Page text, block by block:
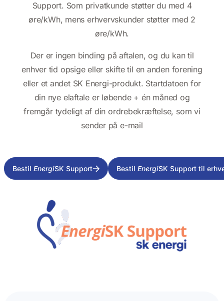
Support. Som privatkunde støtter du med 4
øre/kWh, mens erhvervskunder støtter med 2
øre/kWh.
Der er ingen binding på aftalen, og du kan til
enhver tid opsige eller skifte til en anden forening
eller et andet SK Energi-produkt. Startdatoen for
din nye elaftale er løbende + én måned og
fremgår tydeligt af din ordrebekræftelse, som vi
sender på e-mail
Bestil EnergiSK Support Bestil EnergiSK Support til